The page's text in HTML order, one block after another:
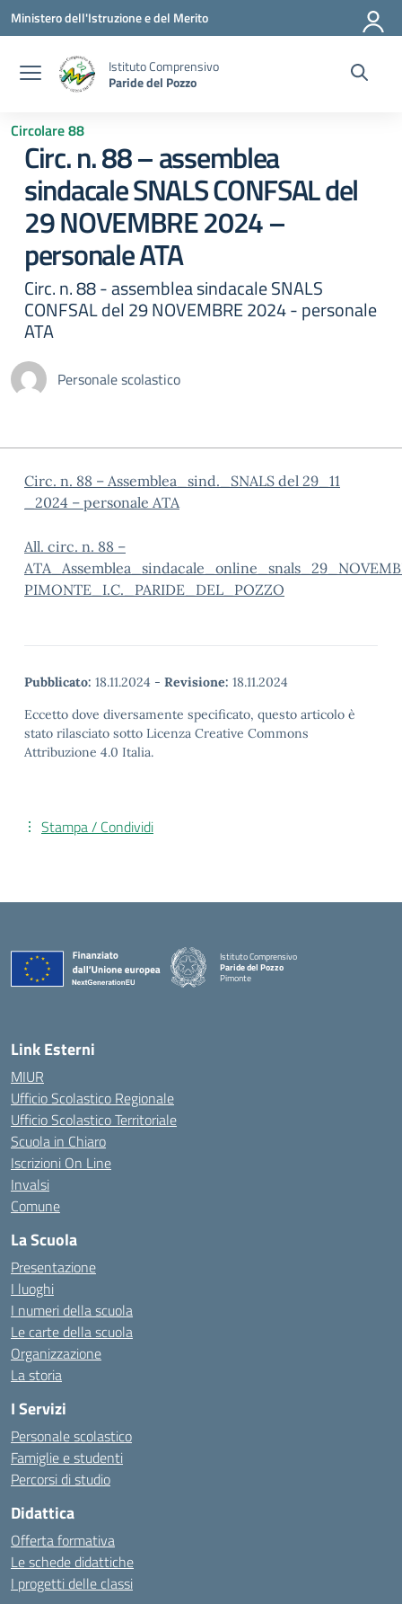
Vai ai contenuti
Vai al menu di navigazione
Vai al footer
Ministero dell'Istruzione e del Merito
Istituto Comprensivo
Paride del Pozzo
Circolare 88
Circ. n. 88 – assemblea
sindacale SNALS CONFSAL del
29 NOVEMBRE 2024 –
personale ATA
Circ. n. 88 - assemblea sindacale SNALS
CONFSAL del 29 NOVEMBRE 2024 - personale
ATA
Personale scolastico
Circ. n. 88 – Assemblea_sind._SNALS del 29_11
_2024 – personale ATA
All. circ. n. 88 –
PIMONTE_I.C._PARIDE_DEL_POZZO
Pubblicato: 18.11.2024 - Revisione: 18.11.2024
Eccetto dove diversamente specificato, questo articolo è
stato rilasciato sotto Licenza Creative Commons
Attribuzione 4.0 Italia.
Stampa / Condividi
Istituto Comprensivo
Paride del Pozzo
Pimonte
Link Esterni
MIUR
Ufficio Scolastico Regionale
Ufficio Scolastico Territoriale
Scuola in Chiaro
Iscrizioni On Line
Invalsi
Comune
La Scuola
Presentazione
I luoghi
I numeri della scuola
Le carte della scuola
Organizzazione
La storia
I Servizi
Personale scolastico
Famiglie e studenti
Percorsi di studio
Didattica
Offerta formativa
Le schede didattiche
I progetti delle classi